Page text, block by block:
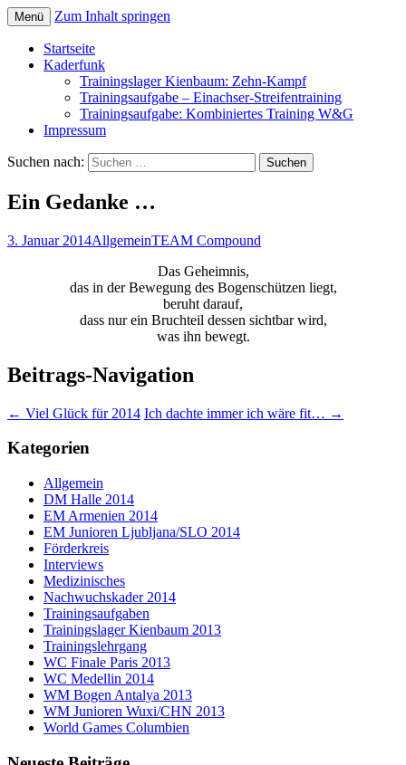
Menü Zum Inhalt springen
Startseite
Kaderfunk
Trainingslager Kienbaum: Zehn-Kampf
Trainingsaufgabe – Einachser-Streifentraining
Trainingsaufgabe: Kombiniertes Training W&G
Impressum
Suchen nach:
Ein Gedanke …
3. Januar 2014AllgemeinTEAM Compound
Das Geheimnis,
das in der Bewegung des Bogenschützen liegt,
beruht darauf,
dass nur ein Bruchteil dessen sichtbar wird,
was ihn bewegt.
Beitrags-Navigation
← Viel Glück für 2014 Ich dachte immer ich wäre fit… →
Kategorien
Allgemein
DM Halle 2014
EM Armenien 2014
EM Junioren Ljubljana/SLO 2014
Förderkreis
Interviews
Medizinisches
Nachwuchskader 2014
Trainingsaufgaben
Trainingslager Kienbaum 2013
Trainingslehrgang
WC Finale Paris 2013
WC Medellin 2014
WM Bogen Antalya 2013
WM Junioren Wuxi/CHN 2013
World Games Columbien